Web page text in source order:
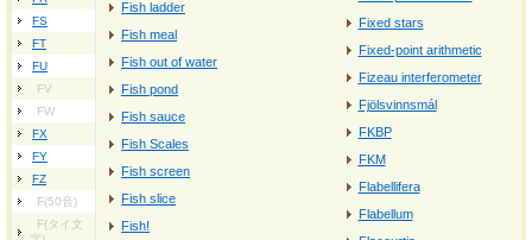
FS
FT
FU
FV
FW
FX
FY
FZ
F(50音)
F(タイ文
Fish ladder
Fish meal
Fish out of water
Fish pond
Fish sauce
Fish Scales
Fish screen
Fish slice
Fish!
Fixed stars
Fixed-point arithmetic
Fizeau interferometer
Fjölsvinnsmál
FKBP
FKM
Flabellifera
Flabellum